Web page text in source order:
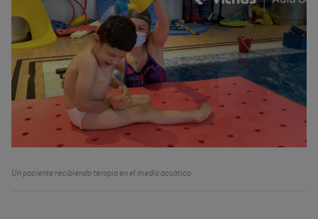
Un paciente recibiendo terapia en el medio acuático